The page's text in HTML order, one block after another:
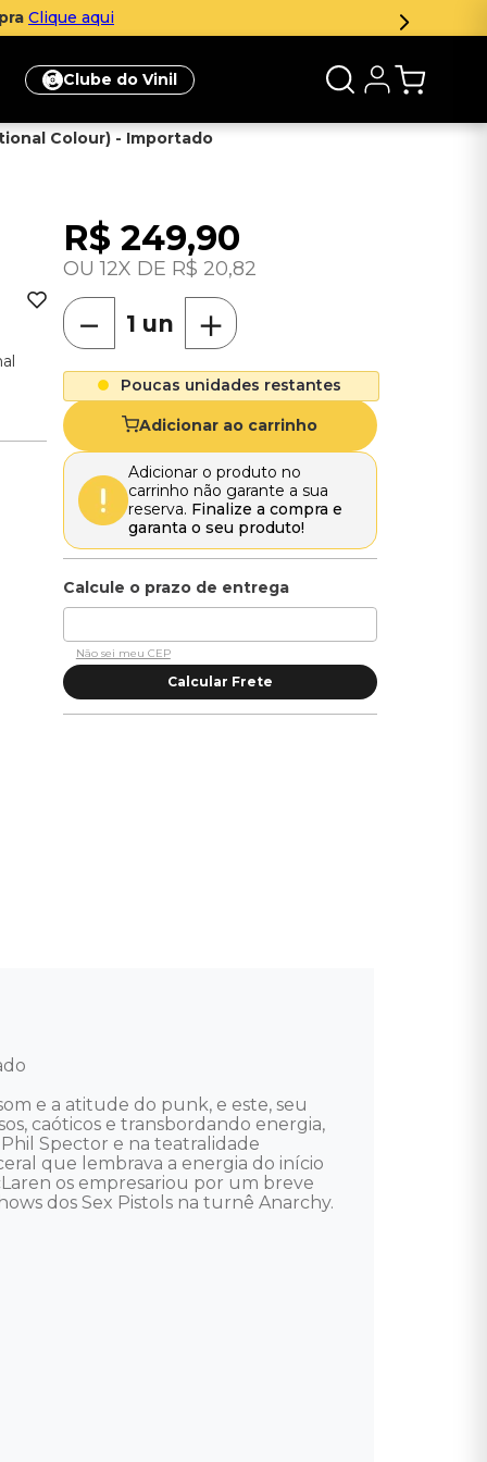
Clique aqui
Clube do Vinil
Colour) - Importado
R$ 249,90
12 R$ 20,82
＋
－
Poucas unidades restantes
Adicionar ao carrinho
Adicionar o produto no
carrinho não garante a sua
reserva. Finalize a compra e
garanta o seu produto!
Não sei meu CEP
e a atitude do punk, e este, seu
caóticos e transbordando energia,
Spector e na teatralidade
que lembrava a energia do início
os empresariou por um breve
dos Sex Pistols na turnê Anarchy.